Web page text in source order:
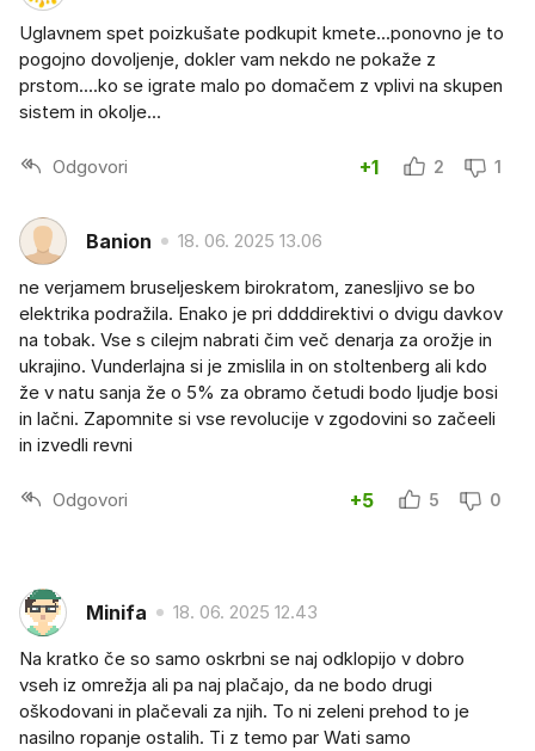
Uglavnem spet poizkušate podkupit kmete...ponovno je to
pogojno dovoljenje, dokler vam nekdo ne pokaže z
prstom....ko se igrate malo po domačem z vplivi na skupen
sistem in okolje...
Odgovori +1 2 1
Banion 18. 06. 2025 13.06
ne verjamem bruseljeskem birokratom, zanesljivo se bo
elektrika podražila. Enako je pri ddddirektivi o dvigu davkov
na tobak. Vse s cilejm nabrati čim več denarja za orožje in
ukrajino. Vunderlajna si je zmislila in on stoltenberg ali kdo
že v natu sanja že o 5% za obramo četudi bodo ljudje bosi
in lačni. Zapomnite si vse revolucije v zgodovini so začeeli
in izvedli revni
Odgovori +5 5 0
Minifa 18. 06. 2025 12.43
Na kratko če so samo oskrbni se naj odklopijo v dobro
vseh iz omrežja ali pa naj plačajo, da ne bodo drugi
oškodovani in plačevali za njih. To ni zeleni prehod to je
nasilno ropanje ostalih. Ti z temo par Wati samo